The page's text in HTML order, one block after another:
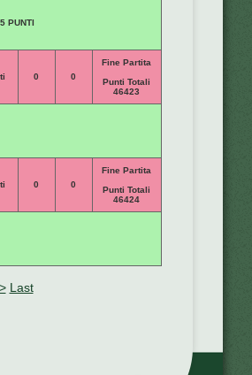
PUNTI
0 0
Fine Partita
Punti Totali
46423
0 0
Fine Partita
Punti Totali
46424
Last